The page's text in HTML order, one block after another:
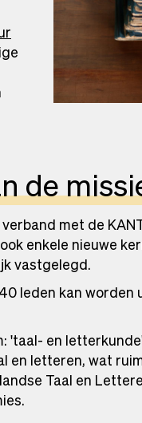
de
met de
enkele nieuwe
vastgelegd.
leden kan worden
'taal- en
en letteren, wat
Taal en